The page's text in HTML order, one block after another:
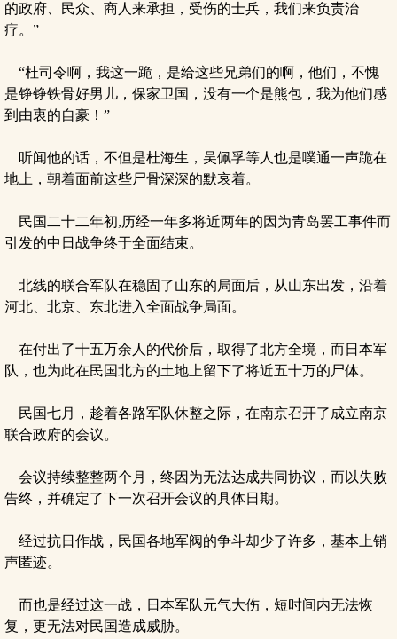
的政府、民众、商人来承担，受伤的士兵，我们来负责治
疗。”
“杜司令啊，我这一跪，是给这些兄弟们的啊，他们，不愧
是铮铮铁骨好男儿，保家卫国，没有一个是熊包，我为他们感
到由衷的自豪！”
听闻他的话，不但是杜海生，吴佩孚等人也是噗通一声跪在
地上，朝着面前这些尸骨深深的默哀着。
民国二十二年初,历经一年多将近两年的因为青岛罢工事件而
引发的中日战争终于全面结束。
北线的联合军队在稳固了山东的局面后，从山东出发，沿着
河北、北京、东北进入全面战争局面。
在付出了十五万余人的代价后，取得了北方全境，而日本军
队，也为此在民国北方的土地上留下了将近五十万的尸体。
民国七月，趁着各路军队休整之际，在南京召开了成立南京
联合政府的会议。
会议持续整整两个月，终因为无法达成共同协议，而以失败
告终，并确定了下一次召开会议的具体日期。
经过抗日作战，民国各地军阀的争斗却少了许多，基本上销
声匿迹。
而也是经过这一战，日本军队元气大伤，短时间内无法恢
复，更无法对民国造成威胁。